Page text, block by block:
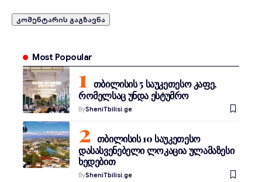
Most Popoular
თბილისის 5 საუკეთესო კაფე,
რომელსაც უნდა ესტუმრო
BySheniTbilisi.ge
თბილისის 10 საუკეთესო
დასასვენებელი ლოკაცია ულამაზესი
ხედებით
BySheniTbilisi.ge